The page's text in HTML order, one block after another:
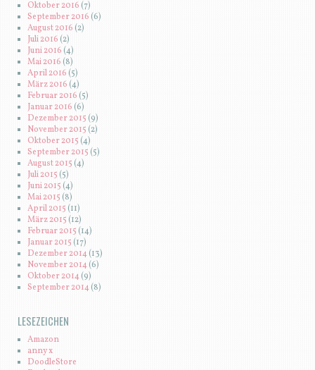
Oktober 2016 (7)
September 2016 (6)
August 2016(2)
Juli 2016 (2)
Juni 2016 (4)
Mai 2016 (8)
April 2016 (5)
März 2016 (4)
Februar 2016(5)
Januar 2016 (6)
Dezember 2015 (9)
November 2015 (2)
Oktober 2015 (4)
September 2015 (5)
August 2015 (4)
Juli 2015 (5)
Juni 2015 (4)
Mai 2015(8)
April 2015 (11)
März 2015(12)
Februar 2015 (14)
Januar 2015 (17)
Dezember 2014(13)
November 2014(6)
Oktober 2014(9)
September 2014(8)
LESEZEICHEN
Amazon
anny x
DoodleStore